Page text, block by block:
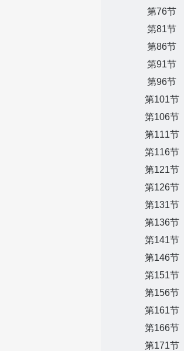
第76节
第81节
第86节
第91节
第96节
第101节
第106节
第111节
第116节
第121节
第126节
第131节
第136节
第141节
第146节
第151节
第156节
第161节
第166节
第171节